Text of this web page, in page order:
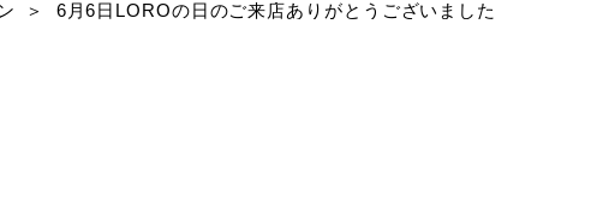
6月6日LOROの日のご来店ありがとうございました